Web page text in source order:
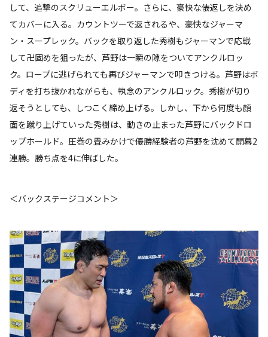
して、追撃のスクリューエルボー。さらに、豪快な俵返しを決め
てカバーに入る。カウントツーで返されるや、豪快なジャーマ
ン・スープレック。バックを取り返した秀樹もジャーマンで応戦
して卍固めを狙ったが、芦野は一瞬の隙をついてアンクルロッ
ク。ロープに逃げられても再びジャーマンで叩きつける。芦野はボ
ディを打ち抜かれながらも、執念のアンクルロック。秀樹が切り
返そうとしても、しつこく締め上げる。しかし、下から何度も顔
面を蹴り上げていった秀樹は、動きの止まった芦野にバックドロ
ップホールド。圧巻の畳みかけで優勝経験者の芦野を沈めて開幕2
連勝。勝ち点を4に伸ばした。
＜バックステージコメント＞